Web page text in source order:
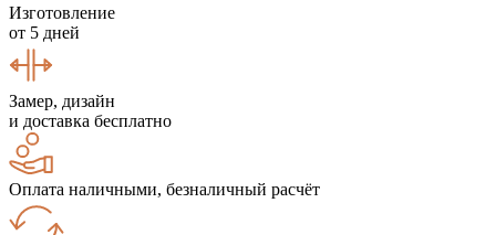
Изготовление
от 5 дней
Замер, дизайн
и доставка бесплатно
Оплата наличными, безналичный расчёт